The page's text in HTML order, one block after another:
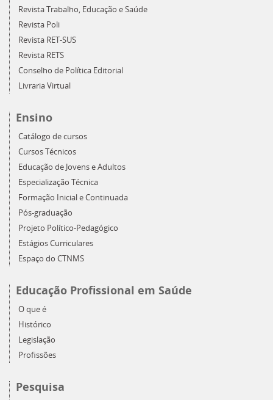
Revista Trabalho, Educação e Saúde
Revista Poli
Revista RET-SUS
Revista RETS
Conselho de Política Editorial
Livraria Virtual
Ensino
Catálogo de cursos
Cursos Técnicos
Educação de Jovens e Adultos
Especialização Técnica
Formação Inicial e Continuada
Pós-graduação
Projeto Político-Pedagógico
Estágios Curriculares
Espaço do CTNMS
Educação Profissional em Saúde
O que é
Histórico
Legislação
Profissões
Pesquisa